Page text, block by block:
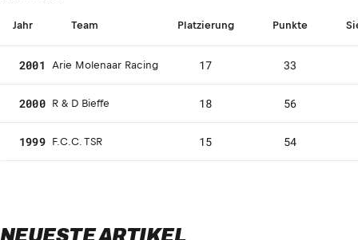
Jahr Team Platzierung Punkte
2001 Arie Molenaar Racing 17 33
2000 R & D Bieffe 18 56
1999 F.C.C. TSR 15 54
NEUESTE ARTIKEL